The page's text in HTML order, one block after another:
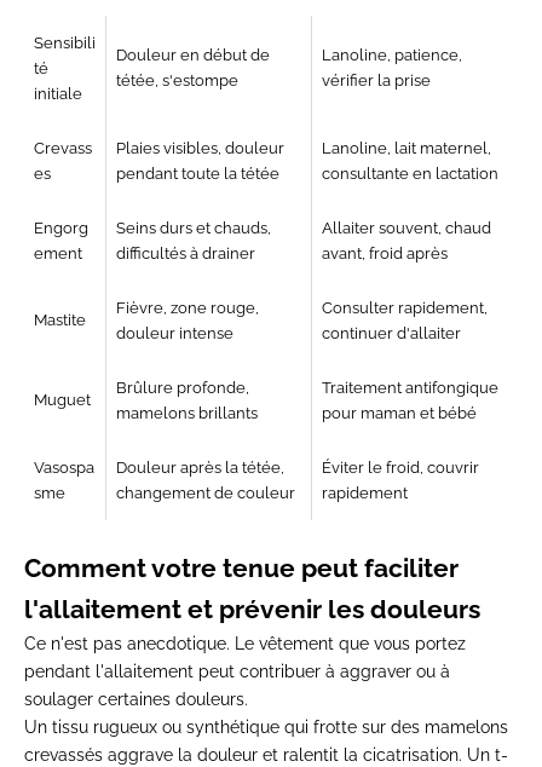
Sensibili
té
initiale
Douleur en début de
tétée, s'estompe
Lanoline, patience,
vérifier la prise
Crevass
es
Plaies visibles, douleur
pendant toute la tétée
Lanoline, lait maternel,
consultante en lactation
Engorg
ement
Seins durs et chauds,
difficultés à drainer
Allaiter souvent, chaud
avant, froid après
Mastite
Fièvre, zone rouge,
douleur intense
Consulter rapidement,
continuer d'allaiter
Muguet
Brûlure profonde,
mamelons brillants
Traitement antifongique
pour maman et bébé
Vasospa
sme
Douleur après la tétée,
changement de couleur
Éviter le froid, couvrir
rapidement
Commentvotre tenue peut faciliter
l'allaitement et prévenir les douleurs
Ce n'est pas anecdotique. Le vêtement que vous portez
pendant
l'allaitement peut contribuer à aggraver ou à
soulager certaines douleurs.
Un tissu rugueux ou synthétique qui frotte sur des mamelons
crevassés aggrave la douleur et ralentit la cicatrisation. Un t-